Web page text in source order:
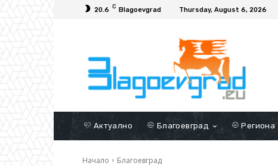
20.6 C Blagoevgrad Thursday, August 6, 2026
Актуално Благоевград Региона
Начало Благоевград